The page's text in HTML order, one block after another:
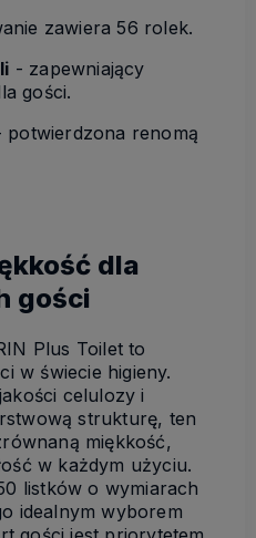
zawiera 56 rolek.
- zapewniający
gości.
potwierdzona renomą
dla
gości
Plus Toilet to
w świecie higieny.
celulozy i
strukturę, ten
miękkość,
w każdym użyciu.
listków o wymiarach
idealnym wyborem